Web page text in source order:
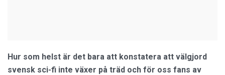
Hur som helst är det bara att konstatera att välgjord
svensk sci-fi inte växer på träd och för oss fans av